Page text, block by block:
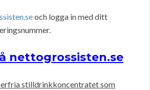
och logga in med ditt
nettogrossisten.se
stilldrinkkoncentratet som